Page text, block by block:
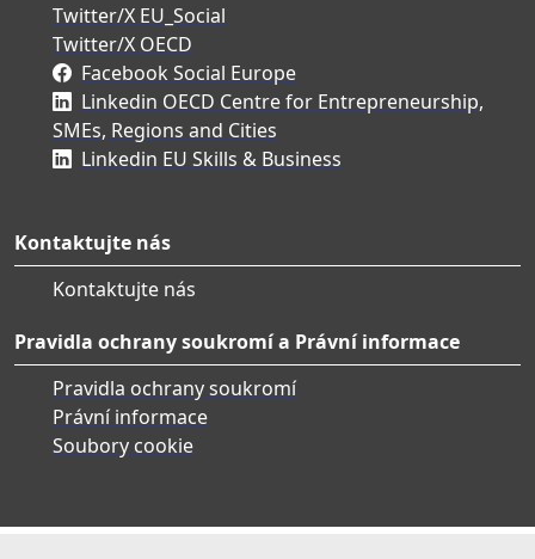
Twitter/X EU_Social
Twitter/X OECD
Facebook Social Europe
Linkedin OECD Centre for Entrepreneurship,
SMEs, Regions and Cities
Linkedin EU Skills & Business
Kontaktujte nás
Kontaktujte nás
Pravidla ochrany soukromí a Právní informace
Pravidla ochrany soukromí
Právní informace
Soubory cookie